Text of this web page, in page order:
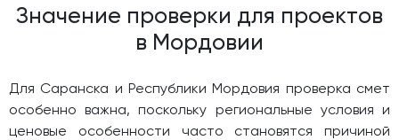
Значение проверки для проектов
в Мордовии
Для Саранска и Республики Мордовия проверка смет
особенно важна, поскольку региональные условия и
ценовые особенности часто становятся причиной